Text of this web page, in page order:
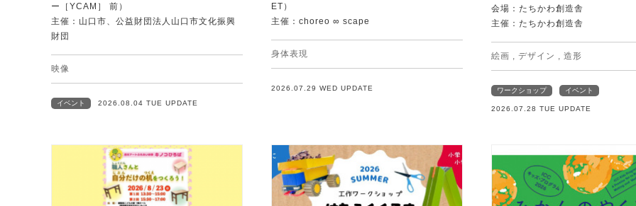
ー［YCAM］ 前）
主催：山口市、公益財団法人山口市文化振興
財団
映像
イベント 2026.08.04 TUE UPDATE
ET）
主催：choreo ∞ scape
身体表現
2026.07.29 WED UPDATE
会場：たちかわ創造舎
主催：たちかわ創造舎
絵画 デザイン 造形
ワークショップ イベント
2026.07.28 TUE UPDATE